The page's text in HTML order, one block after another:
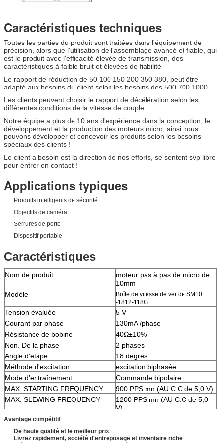
Caractéristiques techniques
Toutes les parties du produit sont traitées dans l'équipement de
précision, alors que l'utilisation de l'assemblage avancé et fiable, qui
est le produit avec l'efficacité élevée de transmission, des
caractéristiques à faible bruit et élevées de fiabilité
Le rapport de réduction de 50 100 150 200 350 380, peut être
adapté aux besoins du client selon les besoins des 500 700 1000
Les clients peuvent choisir le rapport de décélération selon les
différentes conditions de la vitesse de couple
Notre équipe a plus de 10 ans d'expérience dans la conception, le
développement et la production des moteurs micro, ainsi nous
pouvons développer et concevoir les produits selon les besoins
spéciaux des clients !
Le client a besoin est la direction de nos efforts, se sentent svp libre
pour entrer en contact !
Applications typiques
Produits intelligents de sécurité
Objectifs de caméra
Serrures de porte
Dispositif portable
Caractéristiques
Nom de produit
moteur pas à pas de micro de
10mm
Modèle
Boîte de vitesse de ver de SM10
-1812-118G
Tension évaluée
5 V
Courant par phase
130mA /phase
Résistance de bobine
40Ω±10%
Non. De la phase
2 phases
Angle d'étape
18 degrés
Méthode d'excitation
excitation biphasée
Mode d'entraînement
Commande bipolaire
MAX. STARTING FREQUENCY
900 PPS mn (AU C.C de 5,0 V)
MAX. SLEWING FREQUENCY
1200 PPS mn (AU C.C de 5,0
V)
TIREZ DEDANS LE COUPLE
RETIREZ LE COUPLE
4,2 gf-cm mn (À C.C 500 PPS,
Avantage compétitif
De haute qualité et le meilleur prix.
Livrez rapidement, société d'entreposage et inventaire riche